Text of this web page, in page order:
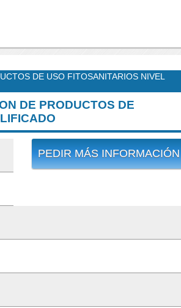
DE USO FITOSANITARIOS NIVEL
DE PRODUCTOS DE
PEDIR MÁS INFORMACIÓN